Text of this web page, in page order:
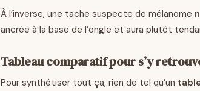
À l’inverse, une tache suspecte de mélanome
ancrée à la base de l’ongle et aura plutôt
Tableau comparatif pour s’y
Pour synthétiser tout ça, rien de tel qu’un